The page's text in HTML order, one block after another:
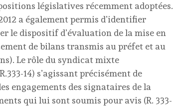
législatives récemment adoptées.
a également permis d’identifier
le dispositif d’évaluation de la mise en
de bilans transmis au préfet et au
Le rôle du syndicat mixte
14) s’agissant précisément de
engagements des signataires de la
qui lui sont soumis pour avis (R. 333-